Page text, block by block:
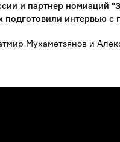
и партнер номиаций
подготовили интервью с
Мухаметзянов и